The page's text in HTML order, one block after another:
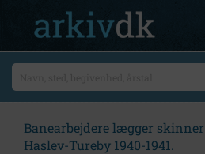
Banearbejdere lægger
Haslev-Tureby 1940-1941.